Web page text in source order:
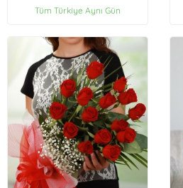
Tüm Türkiye Aynı Gün